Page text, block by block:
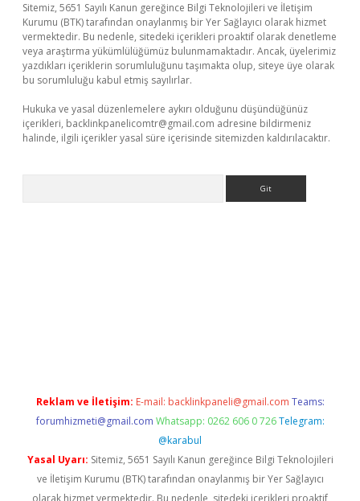
Sitemiz, 5651 Sayılı Kanun gereğince Bilgi Teknolojileri ve İletişim
Kurumu (BTK) tarafından onaylanmış bir Yer Sağlayıcı olarak hizmet
vermektedir. Bu nedenle, sitedeki içerikleri proaktif olarak denetleme
veya araştırma yükümlülüğümüz bulunmamaktadır. Ancak, üyelerimiz
yazdıkları içeriklerin sorumluluğunu taşımakta olup, siteye üye olarak
bu sorumluluğu kabul etmiş sayılırlar.
Hukuka ve yasal düzenlemelere aykırı olduğunu düşündüğünüz
içerikleri, backlinkpanelicomtr@gmail.com adresine bildirmeniz
halinde, ilgili içerikler yasal süre içerisinde sitemizden kaldırılacaktır.
Reklam ve İletişim: E-mail: backlinkpaneli@gmail.com Teams:
forumhizmeti@gmail.com Whatsapp: 0262 606 0 726 Telegram:
@karabul
Yasal Uyarı: Sitemiz, 5651 Sayılı Kanun gereğince Bilgi Teknolojileri
ve İletişim Kurumu (BTK) tarafından onaylanmış bir Yer Sağlayıcı
olarak hizmet vermektedir. Bu nedenle, sitedeki içerikleri proaktif